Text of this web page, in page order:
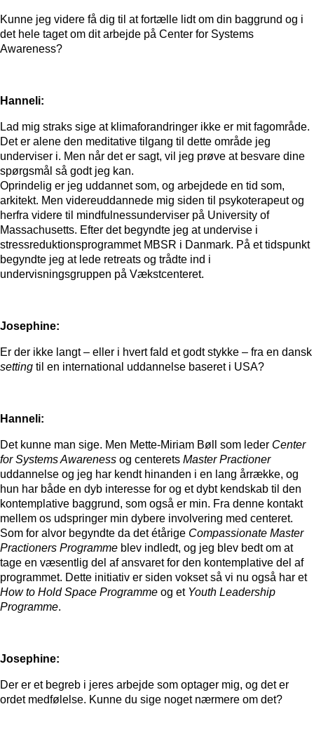
Kunne jeg videre få dig til at fortælle lidt om din baggrund og i
det hele taget om dit arbejde på Center for Systems
Awareness?
Hanneli:
Lad mig straks sige at klimaforandringer ikke er mit fagområde.
Det er alene den meditative tilgang til dette område jeg
underviser i. Men når det er sagt, vil jeg prøve at besvare dine
spørgsmål så godt jeg kan.
Oprindelig er jeg uddannet som, og arbejdede en tid som,
arkitekt. Men videreuddannede mig siden til psykoterapeut og
herfra videre til mindfulnessunderviser på University of
Massachusetts. Efter det begyndte jeg at undervise i
stressreduktionsprogrammet MBSR i Danmark. På et tidspunkt
begyndte jeg at lede retreats og trådte ind i
undervisningsgruppen på Vækstcenteret.
Josephine:
Er der ikke langt – eller i hvert fald et godt stykke – fra en dansk
setting til en international uddannelse baseret i USA?
Hanneli:
Det kunne man sige. Men Mette-Miriam Bøll som leder Center
for Systems Awareness og centerets Master Practioner
uddannelse og jeg har kendt hinanden i en lang årrække, og
hun har både en dyb interesse for og et dybt kendskab til den
kontemplative baggrund, som også er min. Fra denne kontakt
mellem os udspringer min dybere involvering med centeret.
Som for alvor begyndte da det étårige Compassionate Master
Practioners Programme blev indledt, og jeg blev bedt om at
tage en væsentlig del af ansvaret for den kontemplative del af
programmet. Dette initiativ er siden vokset så vi nu også har et
How to Hold Space Programme og et Youth Leadership
Programme.
Josephine:
Der er et begreb i jeres arbejde som optager mig, og det er
ordet medfølelse. Kunne du sige noget nærmere om det?